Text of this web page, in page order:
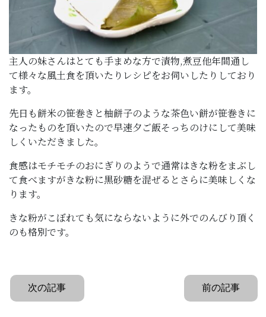
主人の妹さんはとても手まめな方で漬物,煮豆他年間通し
て様々な風土食を頂いたりレシピをお伺いしたりしており
ます。
先日も餅米の笹巻きと柚餅子のような茶色い餅が笹巻きに
なったものを頂いたので早速夕ご飯そっちのけにして美味
しくいただきました。
食感はモチモチのおにぎりのようで通常はきな粉をまぶし
て食べますがきな粉に黒砂糖を混ぜるとさらに美味しくな
ります。
きな粉がこぼれても気にならないように外でのんびり頂く
のも格別です。
次の記事 前の記事